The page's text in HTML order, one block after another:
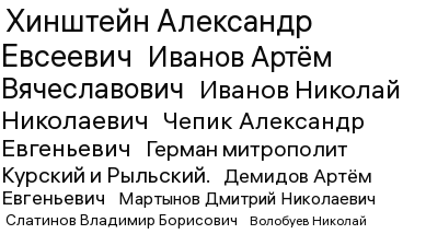
Хинштейн Александр
Евсеевич Иванов Артём
Вячеславович Иванов Николай
Николаевич Чепик Александр
Евгеньевич
Герман митрополит
Курский и Рыльский.
Демидов Артём
Евгеньевич
Мартынов Дмитрий Николаевич
Слатинов Владимир Борисович
Волобуев Николай